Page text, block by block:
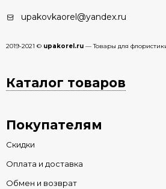
upakovkaorel@yandex.ru
2019-2021 © upakorel.ru — Товары для
Каталог товаров
Покупателям
Скидки
Оплата и доставка
Обмен и возврат